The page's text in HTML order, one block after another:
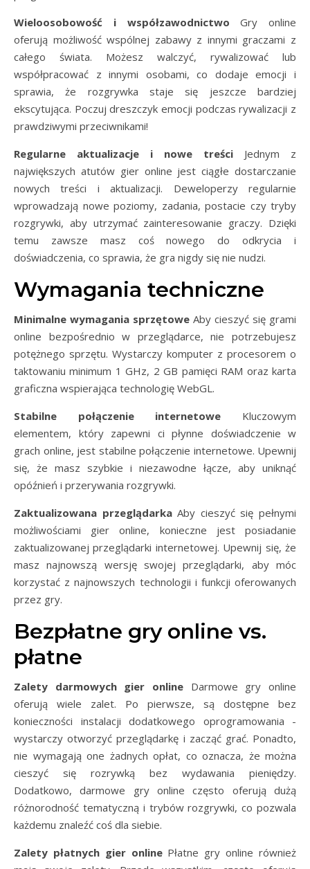
Wieloosobowość i współzawodnictwo Gry online
oferują możliwość wspólnej zabawy z innymi graczami z
całego świata. Możesz walczyć, rywalizować lub
współpracować z innymi osobami, co dodaje emocji i
sprawia, że rozgrywka staje się jeszcze bardziej
ekscytująca. Poczuj dreszczyk emocji podczas rywalizacji z
prawdziwymi przeciwnikami!
Regularne aktualizacje i nowe treści Jednym z
największych atutów gier online jest ciągłe dostarczanie
nowych treści i aktualizacji. Deweloperzy regularnie
wprowadzają nowe poziomy, zadania, postacie czy tryby
rozgrywki, aby utrzymać zainteresowanie graczy. Dzięki
temu zawsze masz coś nowego do odkrycia i
doświadczenia, co sprawia, że gra nigdy się nie nudzi.
Wymagania techniczne
Minimalne wymagania sprzętowe Aby cieszyć się grami
online bezpośrednio w przeglądarce, nie potrzebujesz
potężnego sprzętu. Wystarczy komputer z procesorem o
taktowaniu minimum 1 GHz, 2 GB pamięci RAM oraz karta
graficzna wspierająca technologię WebGL.
Stabilne połączenie internetowe Kluczowym
elementem, który zapewni ci płynne doświadczenie w
grach online, jest stabilne połączenie internetowe. Upewnij
się, że masz szybkie i niezawodne łącze, aby uniknąć
opóźnień i przerywania rozgrywki.
Zaktualizowana przeglądarkaAby cieszyć się pełnymi
możliwościami gier online, konieczne jest posiadanie
zaktualizowanej przeglądarki internetowej. Upewnij się, że
masz najnowszą wersję swojej przeglądarki, aby móc
korzystać z najnowszych technologii i funkcji oferowanych
przez gry.
Bezpłatne gry online vs.
płatne
Zalety darmowych gier online Darmowe gry online
oferują wiele zalet. Po pierwsze, są dostępne bez
konieczności instalacji dodatkowego oprogramowania -
wystarczy otworzyć przeglądarkę i zacząć grać. Ponadto,
nie wymagają one żadnych opłat, co oznacza, że można
cieszyć się rozrywką bez wydawania pieniędzy.
Dodatkowo, darmowe gry online często oferują dużą
różnorodność tematyczną i trybów rozgrywki, co pozwala
każdemu znaleźć coś dla siebie.
Zalety płatnych gier onlinePłatne gry online również